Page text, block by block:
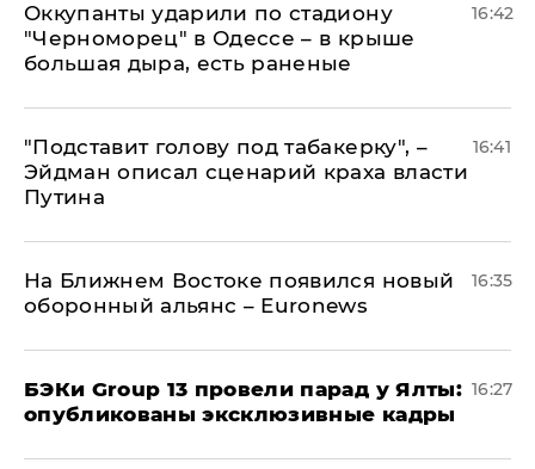
Оккупанты ударили по стадиону
"Черноморец" в Одессе – в крыше
большая дыра, есть раненые
16:42
​"Подставит голову под табакерку", –
Эйдман описал сценарий краха власти
Путина
16:41
На Ближнем Востоке появился новый
оборонный альянс – Euronews
16:35
​БЭКи Group 13 провели парад у Ялты:
опубликованы эксклюзивные кадры
16:27